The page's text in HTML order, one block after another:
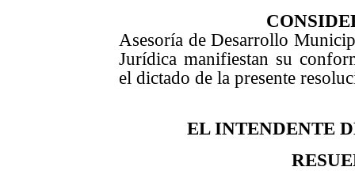
Asesoría de Desarrollo
Jurídica manifiestan su
el dictado de la presente
EL INTENDENTE